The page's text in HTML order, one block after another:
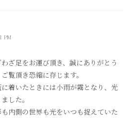
PM
ざ足をお運び頂き、誠にありがとう
覧頂き恐縮に存じます。
着いたときには小雨が霧となり、光
した。
内側の世界も光をいつも捉えていた